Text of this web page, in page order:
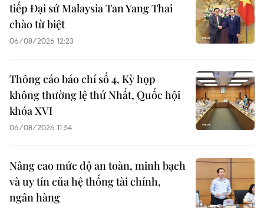
tiếp Đại sứ Malaysia Tan Yang Thai
chào từ biệt
06/08/2026 12:23
Thông cáo báo chí số 4, Kỳ họp
không thường lệ thứ Nhất, Quốc hội
khóa XVI
06/08/2026 11:54
Nâng cao mức độ an toàn, minh bạch
và uy tín của hệ thống tài chính,
ngân hàng